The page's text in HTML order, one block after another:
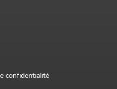
confidentialité